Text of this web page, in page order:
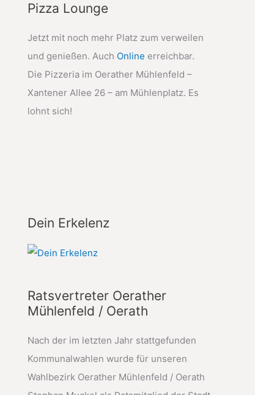
Pizza Lounge
Jetzt mit noch mehr Platz zum verweilen
und genießen. Auch Online erreichbar.
Die Pizzeria im Oerather Mühlenfeld –
Xantener Allee 26 – am Mühlenplatz. Es
lohnt sich!
Dein Erkelenz
Ratsvertreter Oerather
Mühlenfeld / Oerath
Nach der im letzten Jahr stattgefunden
Kommunalwahlen wurde für unseren
Wahlbezirk Oerather Mühlenfeld / Oerath